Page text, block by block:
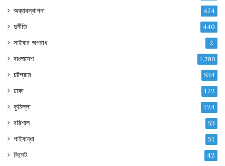
অব্যাবস্থাপনা 474
দুর্নীতি 440
সাইবার অপরাধ 2
বাংলাদেশ 1,780
চট্টগ্রাম 534
ঢাকা 172
কুমিল্লা 124
বরিশাল 53
গাইবান্ধা 51
সিলেট 42